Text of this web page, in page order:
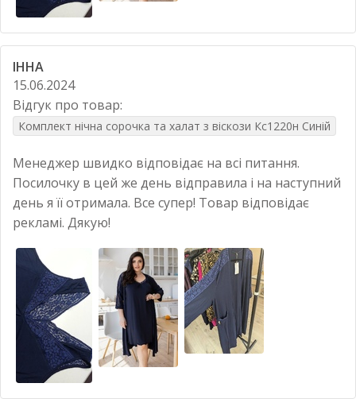
ІННА
15.06.2024
Відгук про товар:
Комплект нічна сорочка та халат з віскози Кс1220н Синій
Менеджер швидко відповідає на всі питання.
Посилочку в цей же день відправила і на наступний
день я її отримала. Все супер! Товар відповідає
рекламі. Дякую!